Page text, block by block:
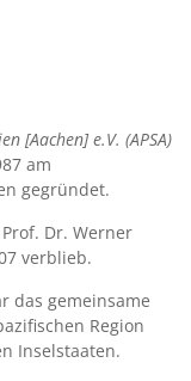
[Aachen] e.V. (APSA)
am
gegründet.
Dr. Werner
verblieb.
das gemeinsame
Region
Inselstaaten.